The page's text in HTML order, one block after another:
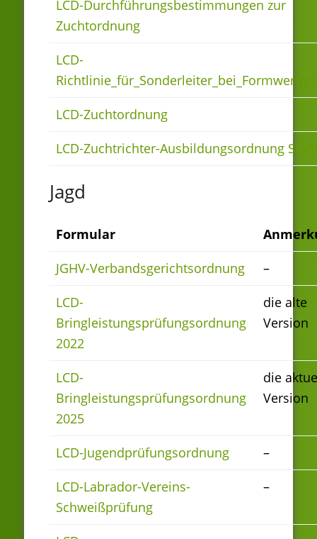
LCD-Durchführungsbestimmungen zur
Zuchtordnung
LCD-
LCD-Zuchtordnung
LCD-Zuchtrichter-Ausbildungsordnung
Jagd
Formular
JGHV-Verbandsgerichtsordnung
–
LCD-
Bringleistungsprüfungsordnung
2022
die alte
Version
LCD-
Bringleistungsprüfungsordnung
2025
die
Version
LCD-Jugendprüfungsordnung
–
LCD-Labrador-Vereins-
Schweißprüfung
–